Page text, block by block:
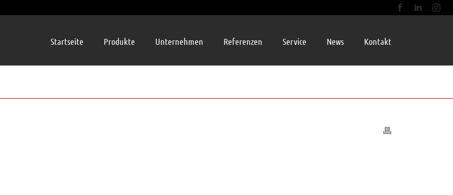
Startseite Produkte Unternehmen Referenzen Service News Kontakt